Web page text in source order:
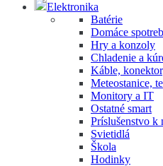
Elektronika
Batérie
Domáce
Hry a konzoly
Chladenie a
Káble,
Meteostanice,
Monitory a IT
Ostatné smart
Príslušenstvo k
Svietidlá
Škola
Hodinky